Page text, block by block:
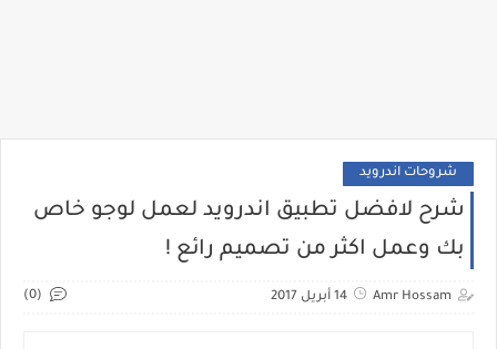
شروحات اندرويد
شرح لافضل تطبيق اندرويد لعمل لوجو خاص
بك وعمل اكثر من تصميم رائع !
Amr Hossam 14 أبريل 2017 (0)